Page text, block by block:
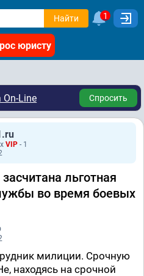
Найти 1
юристу
Line Спросить
VIP - 1
льготная
во время боевых
милиции. Срочную
находясь на срочной